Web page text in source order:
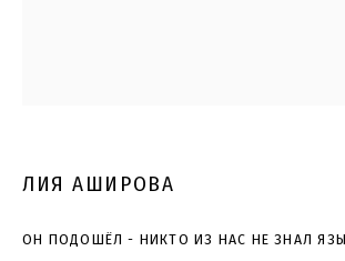
ЛИЯ АШИРОВА
ОН ПОДОШЁЛ - НИКТО ИЗ НАС НЕ ЗНАЛ